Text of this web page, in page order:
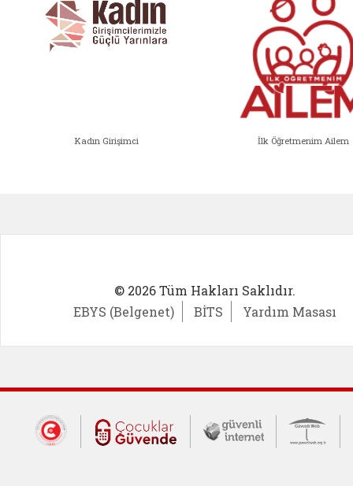
Kadın Girişimci İlk Öğretmenim Ailem
© 2026 Tüm Hakları Saklıdır.
EBYS (Belgenet)
BİTS Yardım Masası
Dış Bağlantılar
Cumhurbaşkanlığı İletişim Merkezi
Çocuklar Güvende (yeni
Güvenli